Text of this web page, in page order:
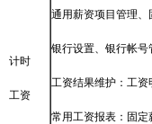
计时
工资
通用薪资项目管理
银行设置、银行帐号
工资结果维护：工
常用工资报表：固